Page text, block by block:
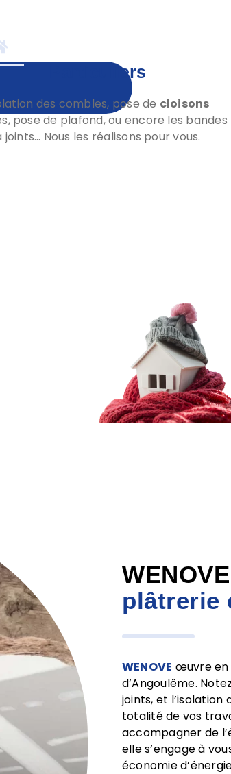
Particuliers
des combles, pose de cloisons
pose de plafond, ou encore les bandes
joints… Nous les réalisons pour vous.
WENOVE
plâtrerie
WENOVE œuvre en
d’Angoulême.
joints, et
totalité de vos
accompagner de
elle s’engage à
économie